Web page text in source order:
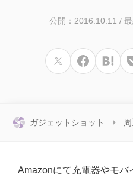
公開：2016.10.11 /
ガジェットショット
Amazonにて充電器やモバ